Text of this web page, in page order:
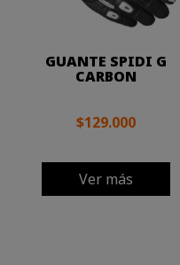
GUANTE SPIDI G
CARBON
$129.000
Ver más